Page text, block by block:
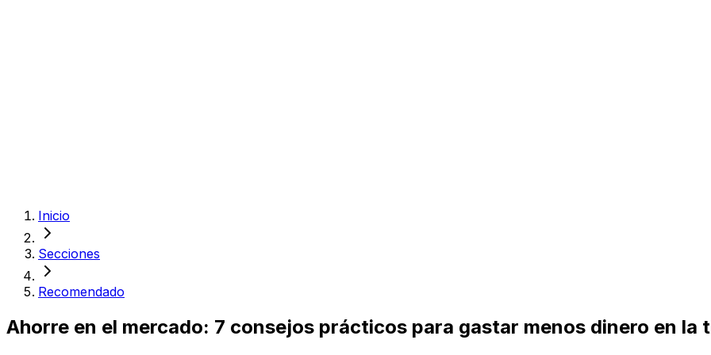
Inicio
Secciones
Recomendado
Ahorre en el mercado: 7 consejos prácticos para gastar menos dinero en la